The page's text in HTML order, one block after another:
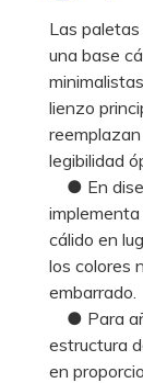
Las
una base
lienzo
legibilidad
● En
cálido en
los colores
embarrado.
● Para
estructura
en